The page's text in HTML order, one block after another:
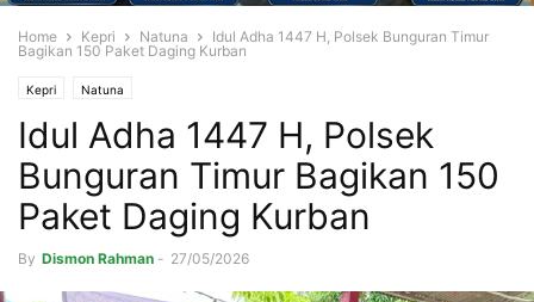
Home Kepri Natuna
Idul Adha 1447 H, Polsek Bunguran Timur
Bagikan 150 Paket Daging Kurban
Kepri Natuna
Idul Adha 1447 H, Polsek
Bunguran Timur Bagikan 150
Paket Daging Kurban
By Dismon Rahman - 27/05/2026